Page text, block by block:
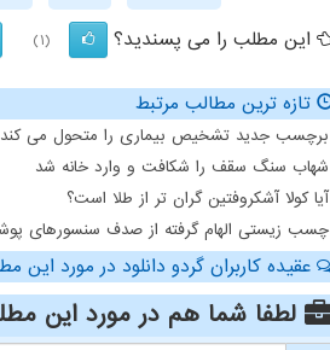
این مطلب را می پسندید؟
(1)
تازه ترین مطالب مرتبط
برچسب جدید تشخیص بیماری را متحول می کند
شهاب سنگ سقف را شکافت و وارد خانه شد
آیا کولا آشکروفتین گران تر از طلا است؟
چسب زیستی الهام گرفته از صدف سنسورهای
عقیده کاربران گردو دانلود در مورد این
لطفا شما هم در مورد این